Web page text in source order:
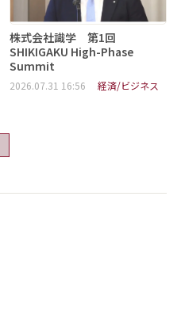
株式会社識学 第1回
SHIKIGAKU High-Phase
Summit
2026.07.31 16:56 経済/ビジネス